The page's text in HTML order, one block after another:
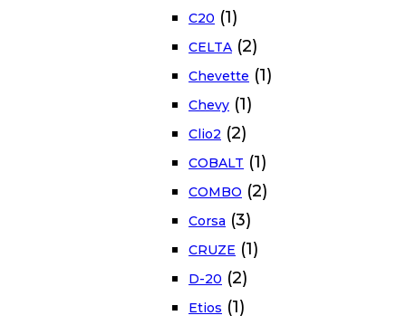
C20 (1)
CELTA (2)
Chevette (1)
Chevy (1)
Clio2 (2)
COBALT (1)
COMBO (2)
Corsa (3)
CRUZE (1)
D-20 (2)
Etios (1)